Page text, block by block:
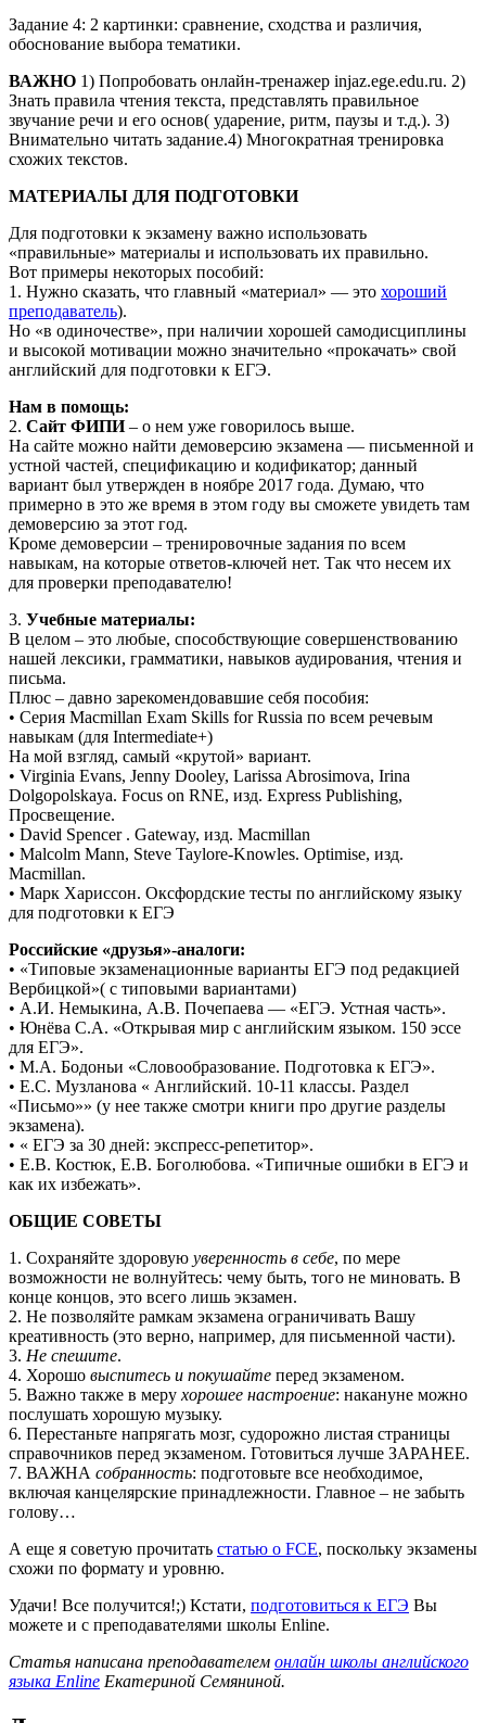
Задание 4: 2 картинки: сравнение, сходства и различия,
обоснование выбора тематики.
ВАЖНО 1) Попробовать онлайн-тренажер injaz.ege.edu.ru. 2)
Знать правила чтения текста, представлять правильное
звучание речи и его основ( ударение, ритм, паузы и т.д.). 3)
Внимательно читать задание.4) Многократная тренировка
схожих текстов.
МАТЕРИАЛЫ ДЛЯ ПОДГОТОВКИ
Для подготовки к экзамену важно использовать
«правильные» материалы и использовать их правильно.
Вот примеры некоторых пособий:
1. Нужно сказать, что главный «материал» — это хороший
преподаватель).
Но «в одиночестве», при наличии хорошей самодисциплины
и высокой мотивации можно значительно «прокачать» свой
английский для подготовки к ЕГЭ.
Нам в помощь:
2. Cайт ФИПИ– о нем уже говорилось выше.
На сайте можно найти демоверсию экзамена — письменной и
устной частей, спецификацию и кодификатор; данный
вариант был утвержден в ноябре 2017 года. Думаю, что
примерно в это же время в этом году вы сможете увидеть там
демоверсию за этот год.
Кроме демоверсии – тренировочные задания по всем
навыкам, на которые ответов-ключей нет. Так что несем их
для проверки преподавателю!
3. Учебные материалы:
В целом – это любые, способствующие совершенствованию
нашей лексики, грамматики, навыков аудирования, чтения и
письма.
Плюс – давно зарекомендовавшие себя пособия:
• Серия Macmillan Exam Skills for Russia по всем речевым
навыкам (для Intermediate+)
На мой взгляд, самый «крутой» вариант.
• Virginia Evans, Jenny Dooley, Larissa Abrosimova, Irina
Dolgopolskaya. Focus on RNE, изд. Express Publishing,
Просвещение.
• David Spencer . Gateway, изд. Macmillan
• Malcolm Mann, Steve Taylore-Knowles. Optimise, изд.
Macmillan.
• Марк Хариссон. Оксфордские тесты по английскому языку
для подготовки к ЕГЭ
Российские «друзья»-аналоги:
• «Типовые экзаменационные варианты ЕГЭ под редакцией
Вербицкой»( с типовыми вариантами)
• А.И. Немыкина, А.В. Почепаева — «ЕГЭ. Устная часть».
• Юнёва С.А. «Открывая мир с английским языком. 150 эссе
для ЕГЭ».
• М.А. Бодоньи «Словообразование. Подготовка к ЕГЭ».
• Е.С. Музланова « Английский. 10-11 классы. Раздел
«Письмо»» (у нее также смотри книги про другие разделы
экзамена).
• « ЕГЭ за 30 дней: экспресс-репетитор».
• Е.В. Костюк, Е.В. Боголюбова. «Типичные ошибки в ЕГЭ и
как их избежать».
ОБЩИЕ СОВЕТЫ
1. Сохраняйте здоровую уверенность в себе, по мере
возможности не волнуйтесь: чему быть, того не миновать. В
конце концов, это всего лишь экзамен.
2. Не позволяйте рамкам экзамена ограничивать Вашу
креативность (это верно, например, для письменной части).
3. Не спешите.
4. Хорошо выспитесь и покушайте перед экзаменом.
5. Важно также в меру хорошее настроение: накануне можно
послушать хорошую музыку.
6. Перестаньте напрягать мозг, судорожно листая страницы
справочников перед экзаменом. Готовиться лучше ЗАРАНЕЕ.
7. ВАЖНА собранность: подготовьте все необходимое,
включая канцелярские принадлежности. Главное – не забыть
голову…
А еще я советую прочитать статью о FCE, поскольку экзамены
схожи по формату и уровню.
Удачи! Все получится!;) Кстати, подготовиться к ЕГЭ Вы
можете и с преподавателями школы Enline.
Статья написана преподавателем онлайн школы английского
языка Enline Екатериной Семяниной.